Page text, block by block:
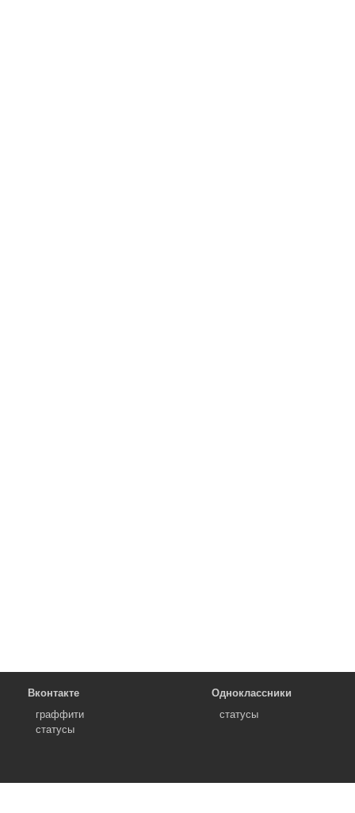
Вконтакте
граффити
статусы
Одноклассники
статусы